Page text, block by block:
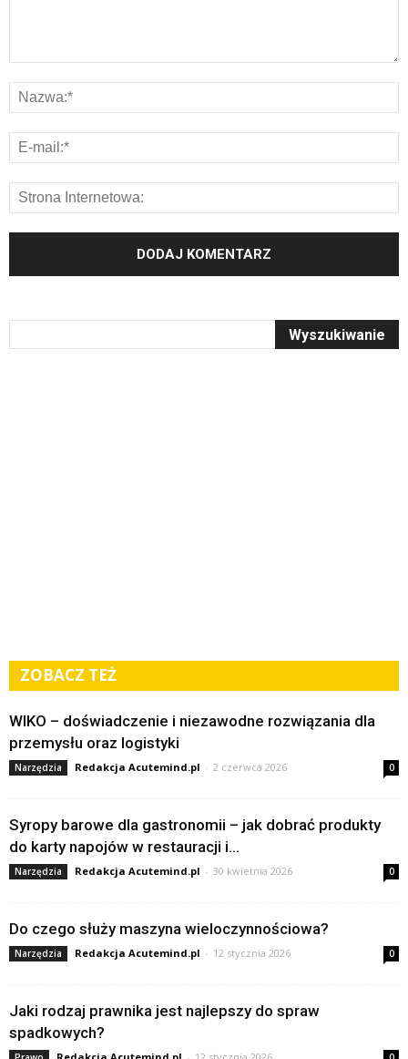
ZOBACZ TEŻ
WIKO – doświadczenie i niezawodne rozwiązania dla
przemysłu oraz logistyki
Narzędzia Redakcja Acutemind.pl - 2 czerwca 2026 0
Syropy barowe dla gastronomii – jak dobrać produkty
do karty napojów w restauracji i...
Narzędzia Redakcja Acutemind.pl - 30 kwietnia 2026 0
Do czego służy maszyna wieloczynnościowa?
Narzędzia Redakcja Acutemind.pl - 12 stycznia 2026 0
Jaki rodzaj prawnika jest najlepszy do spraw
spadkowych?